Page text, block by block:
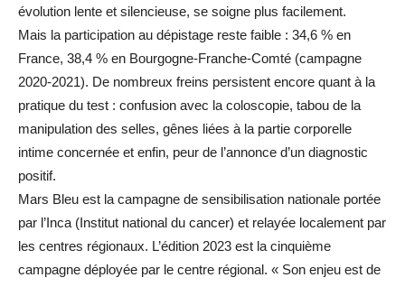
évolution lente et silencieuse, se soigne plus facilement.
Mais la participation au dépistage reste faible : 34,6 % en
France, 38,4 % en Bourgogne-Franche-Comté (campagne
2020-2021). De nombreux freins persistent encore quant à la
pratique du test : confusion avec la coloscopie, tabou de la
manipulation des selles, gênes liées à la partie corporelle
intime concernée et enfin, peur de l’annonce d’un diagnostic
positif.
Mars Bleu est la campagne de sensibilisation nationale portée
par l’Inca (Institut national du cancer) et relayée localement par
les centres régionaux. L’édition 2023 est la cinquième
campagne déployée par le centre régional. « Son enjeu est de